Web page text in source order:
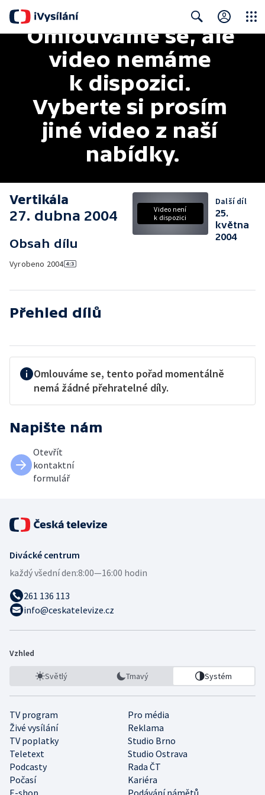
Search
Omlouváme se, ale
video nemáme
k dispozici.
Vyberte si prosím
jiné video z naší
nabídky.
Vertikála
27. dubna 2004
Obsah dílu
Vyrobeno 2004
Video není
k dispozici
Další díl
25.
května
2004
Přehled dílů
Omlouváme se, tento pořad momentálně
nemá žádné přehratelné díly.
Napište nám
Otevřít
kontaktní
formulář
Divácké centrum
každý všední den:8:00—16:00 hodin
261 136 113
info@ceskatelevize.cz
Vzhled
Světlý Tmavý Systém
TV program
Pro média
Živé vysílání
Reklama
TV poplatky
Studio Brno
Teletext
Studio Ostrava
Podcasty
Rada ČT
Počasí
Kariéra
E-shop
Podávání námětů